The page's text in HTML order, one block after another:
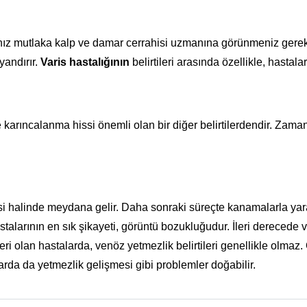
mutlaka kalp ve damar cerrahisi uzmanına görünmeniz
Varis hastalığının belirtileri arasında özellikle,
hissi önemli olan bir diğer belirtilerdendir.
meydana gelir. Daha sonraki süreçte kanamalarla
en sık şikayeti, görüntü bozukluğudur. İleri
olan hastalarda, venöz yetmezlik belirtileri genellikle
da yetmezlik gelişmesi gibi problemler doğabilir.